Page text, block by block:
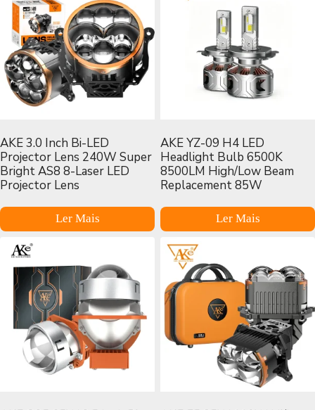
AKE 3.0 Inch Bi-LED
Projector Lens 240W Super
Bright AS8 8-Laser LED
Projector Lens
Ler Mais
AKE YZ-09 H4 LED
Headlight Bulb 6500K
8500LM High/Low Beam
Replacement 85W
Ler Mais